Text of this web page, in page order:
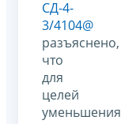
СД-4-
3/4104@
разъяснено,
что
для
целей
уменьшения